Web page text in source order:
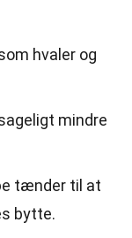
hvaler og
mindre
tænder til at
bytte.